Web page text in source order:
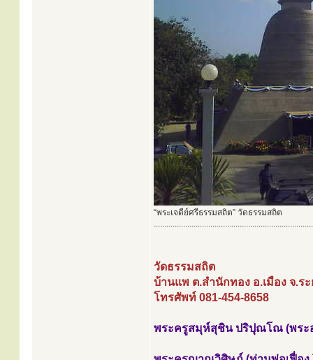
“พระเจดีย์ศรีธรรมสถิต” วัดธรรมสถิต
............................................................................
วัดธรรมสถิต
บ้านแพ ต.สำนักทอง อ.เมือง จ.ระ
โทรศัพท์ 081-454-8658
พระครูสมุห์สุชิน ปริปุณโณ (พระ